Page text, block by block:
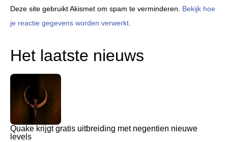
Deze site gebruikt Akismet om spam te verminderen. Bekijk hoe
je reactie gegevens worden verwerkt
Het laatste nieuws
Quake krijgt gratis uitbreiding met negentien nieuwe
levels